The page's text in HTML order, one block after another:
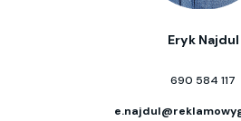
Eryk Najdul
690 584 117